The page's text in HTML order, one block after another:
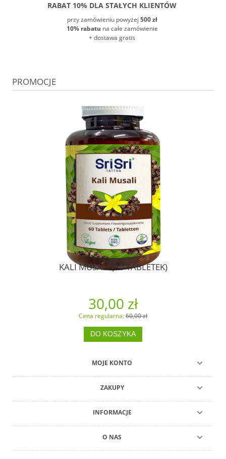
RABAT 10% DLA STAŁYCH KLIENTÓW
przy zamówieniu powyżej 500 zł
10% rabatu na całe zamówienie
+ dostawa gratis
PROMOCJE
KALI MUSALI (60 TABLETEK)
30,00 zł
Cena regularna:60,00 zł
DO KOSZYKA
MOJE KONTO
ZAKUPY
INFORMACJE
O NAS